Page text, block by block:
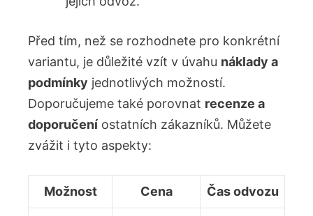
Před tím, ‌než se rozhodnete ⁢pro konkrétní
⁣variantu, ⁤je důležité vzít⁣ v‍ úvahu náklady a
podmínky jednotlivých‌ možností.
Doporučujeme také porovnat recenze a
doporučení ostatních zákazníků. Můžete
zvážit i ⁢tyto aspekty:
Možnost Cena Čas odvozu